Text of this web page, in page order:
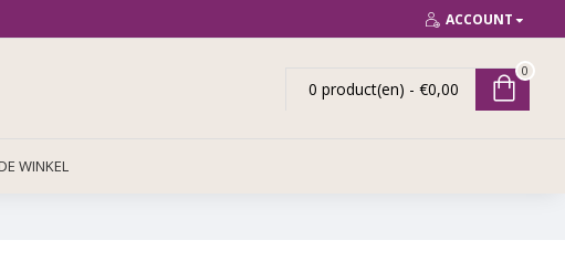
ACCOUNT
0 product(en) - €0,00
0
WINKEL